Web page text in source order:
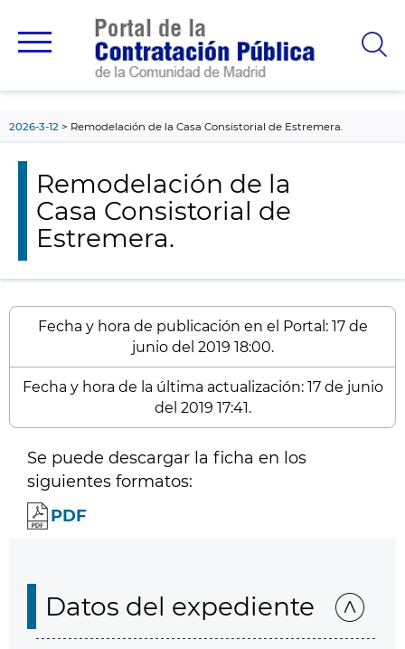
principal
2026-3-12 Remodelación de la Casa Consistorial de Estremera.
Remodelación de la
Casa Consistorial de
Estremera.
Fecha y hora de publicación en el Portal: 17 de
junio del 2019 18:00.
Fecha y hora de la última actualización: 17 de junio
del 2019 17:41.
Se puede descargar la ficha en los
siguientes formatos:
PDF
Datos del expediente